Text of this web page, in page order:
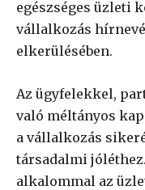
egészséges üzleti
vállalkozás
elkerülésében.
Az ügyfelekkel,
való méltányos
a vállalkozás
társadalmi
alkalommal az